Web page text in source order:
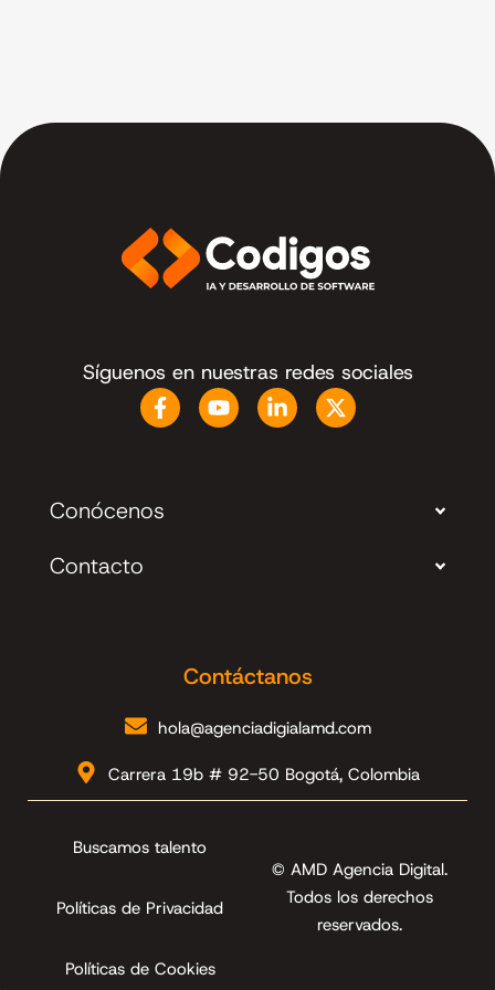
Síguenos en nuestras redes sociales
Conócenos
Contacto
Contáctanos
hola@agenciadigialamd.com
Carrera 19b # 92-50 Bogotá, Colombia
© AMD Agencia Digital.
Todos los derechos
reservados.
Buscamos talento
Políticas de Privacidad
Políticas de Cookies